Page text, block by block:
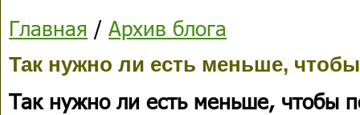
Главная / Архив блога
Так нужно ли есть меньше,
Так нужно ли есть меньше, чтобы